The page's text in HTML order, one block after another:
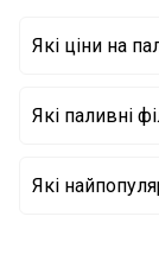
Які ціни на
Які паливні
Фільтр
Які